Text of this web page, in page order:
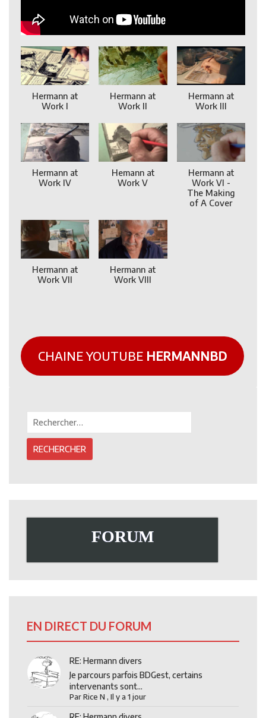
Hermann at
Work I
Hermann at
Work II
Hermann at
Work III
Hermann at
Work IV
Hemann at
Work V
Hermann at
Work VI -
The Making
of A Cover
Hermann at
Work VII
Hermann at
Work VIII
CHAINE YOUTUBE HERMANNBD
FORUM
EN DIRECT DU FORUM
RE: Hermann divers
Je parcours parfois BDGest, certains
intervenants sont...
ParRice N ,Il y a 1 jour